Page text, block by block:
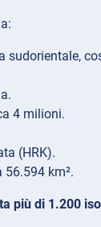
sudorientale,
4 milioni.
(HRK).
56.594 km².
più di 1.200